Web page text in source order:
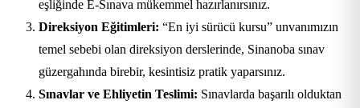
eşliğinde E-Sınava mükemmel hazırlanırsınız.
Direksiyon Eğitimleri: “En iyi sürücü kursu” unvanımızın
temel sebebi olan direksiyon derslerinde, Sinanoba sınav
güzergahında birebir, kesintisiz pratik yaparsınız.
Sınavlar ve Ehliyetin Teslimi: Sınavlarda başarılı olduktan